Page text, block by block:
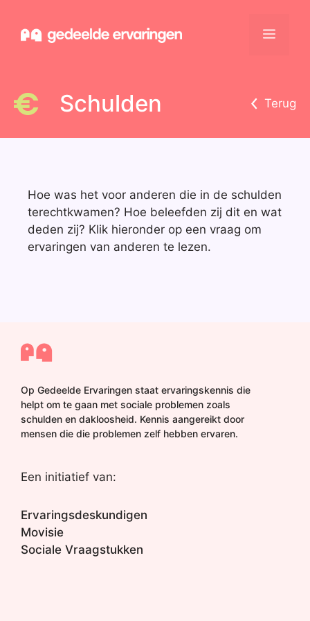
naar
Menu
Schulden Terug
Hoe was het voor anderen die in de schulden
terechtkwamen? Hoe beleefden zij dit en wat
deden zij? Klik hieronder op een vraag om
ervaringen van anderen te lezen.
Op Gedeelde Ervaringen staat ervaringskennis die
helpt om te gaan met sociale problemen zoals
schulden en dakloosheid. Kennis aangereikt door
mensen die die problemen zelf hebben ervaren.
Een initiatief van:
Ervaringsdeskundigen
Movisie
Sociale Vraagstukken